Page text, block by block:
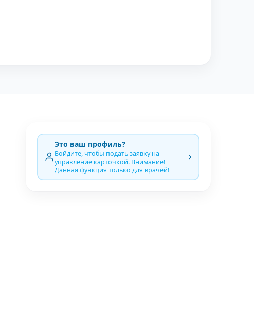
Это ваш профиль?
Войдите, чтобы подать заявку на
управление карточкой. Внимание!
Данная функция только для врачей!